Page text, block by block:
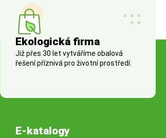
Ekologická firma
Již přes 30 let vytváříme obalová
řešení příznivá pro životní prostředí.
E-katalogy